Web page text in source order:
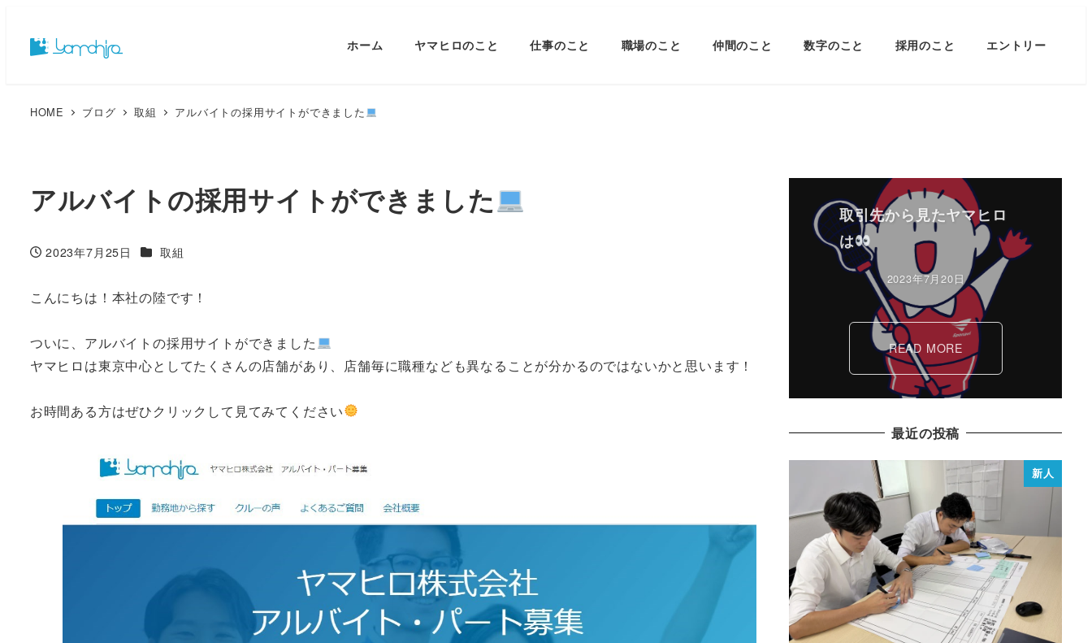
ホーム ヤマヒロのこと 仕事のこと 職場のこと 仲間のこと 数字のこと 採用のこと エントリー
HOME ブログ 取組 アルバイトの採用サイトができました
アルバイトの採用サイトができました
投稿日
2023年7月25日 カテゴリー
取組
こんにちは！本社の陸です！
ついに、アルバイトの採用サイトができました
ヤマヒロは東京中心としてたくさんの店舗があり、店舗毎に職種なども異なることが分かるのではないかと思います！
お時間ある方はぜひクリックして見てみてください
取引先から見たヤマヒロ
は
2023年7月20日
READ MORE
最近の投稿
新人